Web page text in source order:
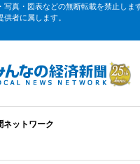
写真・図表などの無断転載を禁止しま
者に属します。
ネットワーク